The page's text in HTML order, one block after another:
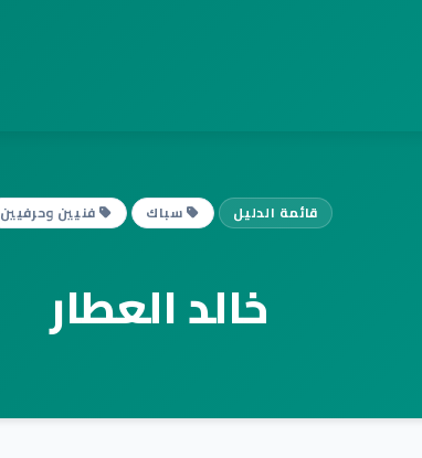
قائمة الدليل سباك فنيين وحرفيين
خالد العطار